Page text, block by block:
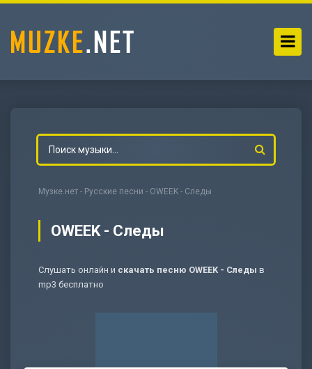
Музке.нет - Русские песни - OWEEK - Следы
OWEEK - Следы
Слушать онлайн и скачать песню OWEEK - Следы в
mp3 бесплатно